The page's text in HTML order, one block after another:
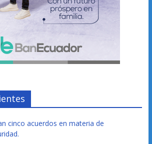
cinco acuerdos en materia de